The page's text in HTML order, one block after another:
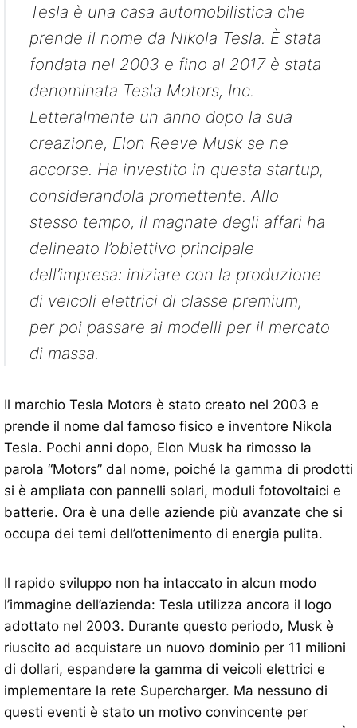
Tesla è una casa automobilistica che
prende il nome da Nikola Tesla. È stata
fondata nel 2003 e fino al 2017 è stata
denominata Tesla Motors, Inc.
Letteralmente un anno dopo la sua
creazione, Elon Reeve Musk se ne
accorse. Ha investito in questa startup,
considerandola promettente. Allo
stesso tempo, il magnate degli affari ha
delineato l’obiettivo principale
dell’impresa: iniziare con la produzione
di veicoli elettrici di classe premium,
per poi passare ai modelli per il mercato
di massa.
Il marchio Tesla Motors è stato creato nel 2003 e
prende il nome dal famoso fisico e inventore Nikola
Tesla. Pochi anni dopo, Elon Musk ha rimosso la
parola “Motors” dal nome, poiché la gamma di prodotti
si è ampliata con pannelli solari, moduli fotovoltaici e
batterie. Ora è una delle aziende più avanzate che si
occupa dei temi dell’ottenimento di energia pulita.
Il rapido sviluppo non ha intaccato in alcun modo
l’immagine dell’azienda: Tesla utilizza ancora il logo
adottato nel 2003. Durante questo periodo, Musk è
riuscito ad acquistare un nuovo dominio per 11 milioni
di dollari, espandere la gamma di veicoli elettrici e
implementare la rete Supercharger. Ma nessuno di
questi eventi è stato un motivo convincente per